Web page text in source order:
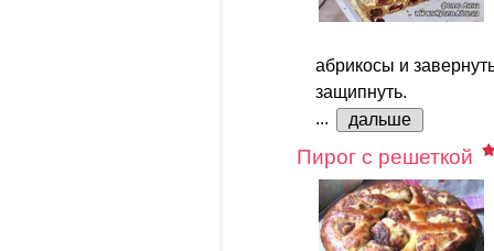
абрикосы и
защипнуть.
...
дальше
Пирог с решеткой